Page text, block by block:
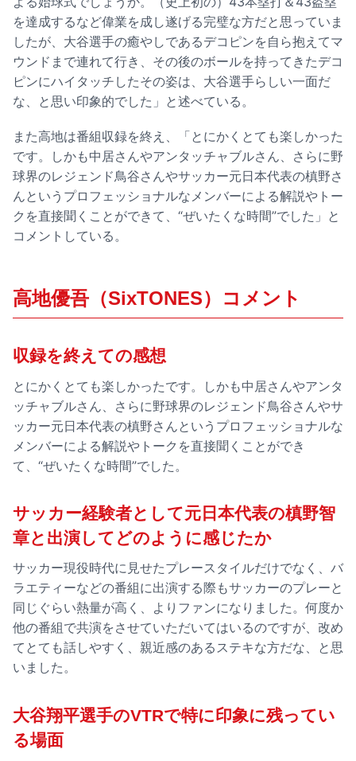
を達成するなど偉業を成し遂げる完璧な方だと思っていま
したが、大谷選手の癒やしであるデコピンを自ら抱えてマ
ウンドまで連れて行き、その後のボールを持ってきたデコ
ピンにハイタッチしたその姿は、大谷選手らしい一面だ
な、と思い印象的でした」と述べている。
また高地は番組収録を終え、「とにかくとても楽しかった
です。しかも中居さんやアンタッチャブルさん、さらに野
球界のレジェンド鳥谷さんやサッカー元日本代表の槙野さ
んというプロフェッショナルなメンバーによる解説やトー
クを直接聞くことができて、“ぜいたくな時間”でした」と
コメントしている。
高地優吾（SixTONES）コメント
収録を終えての感想
とにかくとても楽しかったです。しかも中居さんやアンタ
ッチャブルさん、さらに野球界のレジェンド鳥谷さんやサ
ッカー元日本代表の槙野さんというプロフェッショナルな
メンバーによる解説やトークを直接聞くことができ
て、“ぜいたくな時間”でした。
サッカー経験者として元日本代表の槙野智
章と出演してどのように感じたか
サッカー現役時代に見せたプレースタイルだけでなく、バ
ラエティーなどの番組に出演する際もサッカーのプレーと
同じぐらい熱量が高く、よりファンになりました。何度か
他の番組で共演をさせていただいてはいるのですが、改め
てとても話しやすく、親近感のあるステキな方だな、と思
いました。
大谷翔平選手のVTRで特に印象に残ってい
る場面